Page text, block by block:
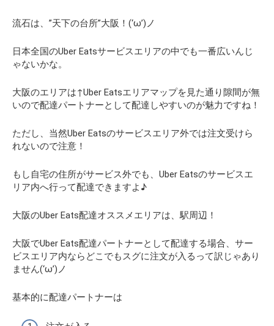
流石は、 ”天下の台所”大阪！(‘ω’)ノ
日本全国のUber Eatsサービスエリアの中でも一番広いんじ
ゃないかな。
大阪のエリアは↑Uber Eatsエリアマップを見た通り隙間が無
いので配達パートナーとして配達しやすいのが魅力ですね！
ただし、当然Uber Eatsのサービスエリア外では注文受けら
れないので注意！
もし自宅の住所がサービス外でも、Uber Eatsのサービスエ
リア内へ行って配達できますよ♪
大阪のUber Eats配達オススメエリアは、駅周辺！
大阪でUber Eats配達パートナーとして配達する場合、サー
ビスエリア内ならどこでもスグに注文が入るって訳じゃあり
ません(‘ω’)ノ
基本的に配達パートナーは